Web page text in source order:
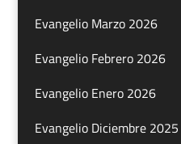
Evangelio Marzo 2026
Evangelio Febrero 2026
Evangelio Enero 2026
Evangelio Diciembre 2025